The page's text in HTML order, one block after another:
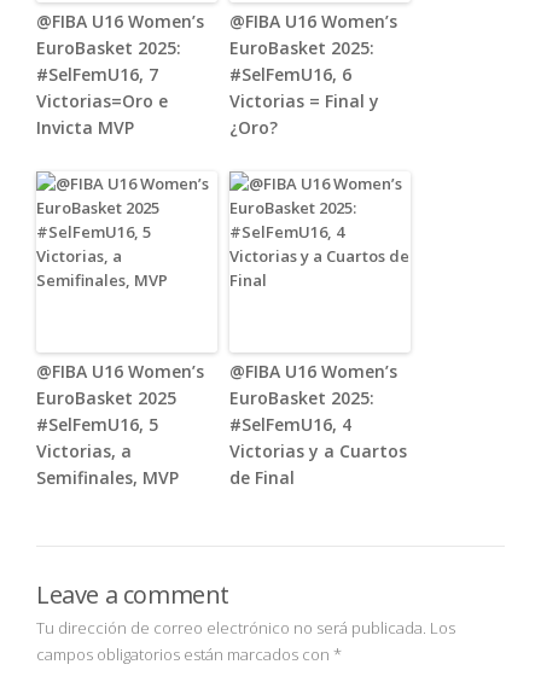
@FIBA U16 Women’s
EuroBasket 2025:
#SelFemU16, 7
Victorias=Oro e
Invicta MVP
@FIBA U16 Women’s
EuroBasket 2025:
#SelFemU16, 6
Victorias = Final y
¿Oro?
@FIBA U16 Women’s
EuroBasket 2025
#SelFemU16, 5
Victorias, a
Semifinales, MVP
@FIBA U16 Women’s
EuroBasket 2025:
#SelFemU16, 4
Victorias y a Cuartos
de Final
Leave a comment
Tu dirección de correo electrónico no será publicada. Los
campos obligatorios están marcados con *